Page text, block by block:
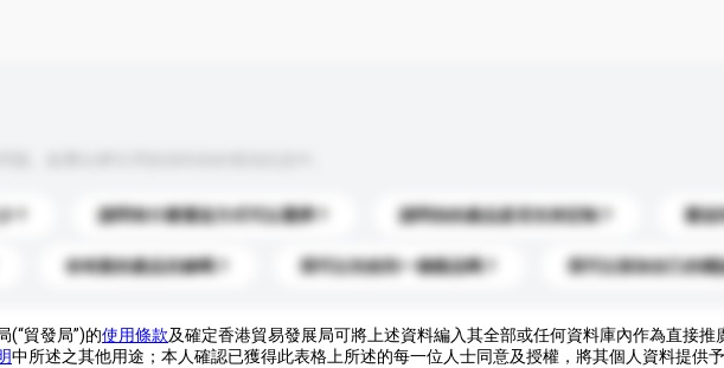
？ 請問有什麼運送方式可以選擇？ 請問你的產品是否支持定制？ 運送
你有新的產品目錄嗎？ 我可以先收到一個樣品嗎？ 我可以添加自己的標
(“貿發局”)的使用條款及確定香港貿易發展局可將上述資料編入其全部或任何資料庫內作為直接
中所述之其他用途；本人確認已獲得此表格上所述的每一位人士同意及授權，將其個人資料提供